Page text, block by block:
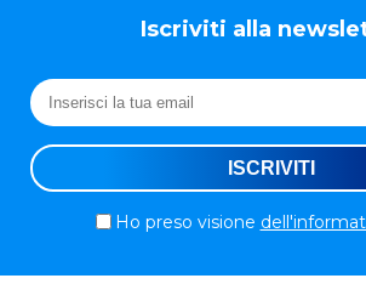
Iscriviti alla
Ho preso visione